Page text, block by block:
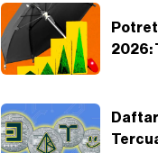
Potret
2026: